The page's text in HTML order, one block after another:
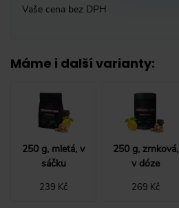
Vaše cena bez DPH
Máme i další varianty:
250 g, mletá, v
sáčku
239 Kč
250 g, zrnková,
v dóze
269 Kč